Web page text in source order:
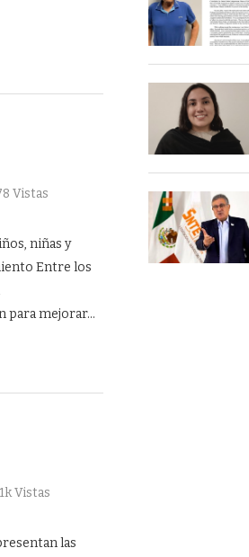
Vistas
niñas y
Entre los
para mejorar…
Vistas
las